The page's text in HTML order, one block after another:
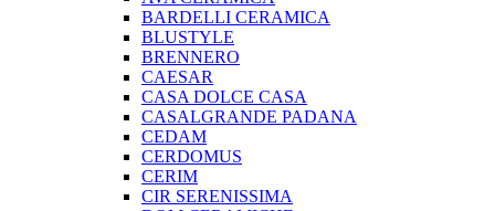
BARDELLI CERAMICA
BLUSTYLE
BRENNERO
CAESAR
CASA DOLCE CASA
CASALGRANDE PADANA
CEDAM
CERDOMUS
CERIM
CIR SERENISSIMA